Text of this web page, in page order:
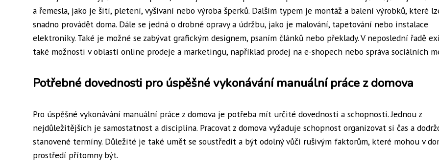
a řemesla, jako je šití, pletení, vyšívaní nebo výroba šperků. Dalším typem je montáž a balení výrobků, které
snadno provádět doma. Dále se jedná o drobné opravy a údržbu, jako je malování, tapetování nebo instalace
elektroniky. Také je možné se zabývat grafickým designem, psaním článků nebo překlady. V neposlední řadě
také možnosti v oblasti online prodeje a marketingu, například prodej na e-shopech nebo správa sociálních
Potřebné dovednosti pro úspěšné vykonávání manuální práce z domova
Pro úspěšné vykonávání manuální práce z domova je potřeba mít určité dovednosti a schopnosti. Jednou z
nejdůležitějších je samostatnost a disciplína. Pracovat z domova vyžaduje schopnost organizovat si čas a
stanovené termíny. Důležité je také umět se soustředit a být odolný vůči rušivým faktorům, které mohou v
prostředí přítomny být.